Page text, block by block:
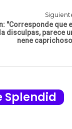
"Corresponde que
disculpas, parece
nene
Splendid